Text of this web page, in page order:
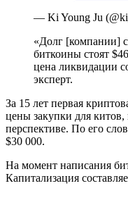
— Ki Young Ju
«Долг [компании]
биткоины стоят
цена ликвидации
эксперт.
За 15 лет первая
цены закупки для
перспективе. По его
$30 000.
На момент написания
Капитализация